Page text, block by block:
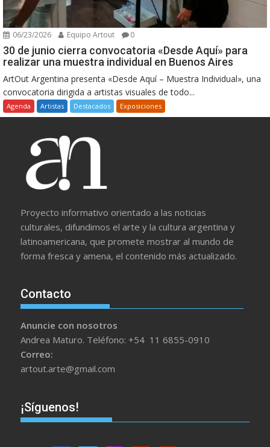
06/23/2026 Equipo Artout 0
30 de junio cierra convocatoria «Desde Aquí» para
realizar una muestra individual en Buenos Aires
ArtOut Argentina presenta «Desde Aquí – Muestra Individual», una
convocatoria dirigida a artistas visuales de todo...
Agenda Artistas Destacados Exposiciones
Proyecto informativo orientado a las noticias
culturales, difundimos el arte y la cultura argentina y
latinoamericana, que promete mostrar al mundo de
forma fresca y amena, el contenido más actualizado.
Contacto
Anuncie con nosotros
Andrea Maturo. Teléfono: +54 11 6855-0910
Correo:
artout.arte@gmail.com
¡Síguenos!